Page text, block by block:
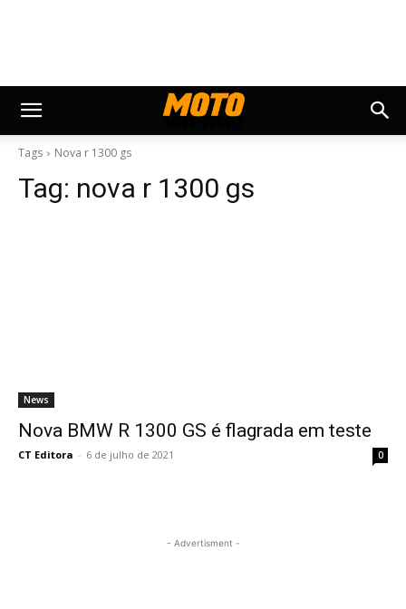
Tags Nova r 1300 gs
Tag: nova r 1300 gs
News
Nova BMW R 1300 GS é flagrada em teste
CT Editora - 6 de julho de 2021 0
- Advertisment -